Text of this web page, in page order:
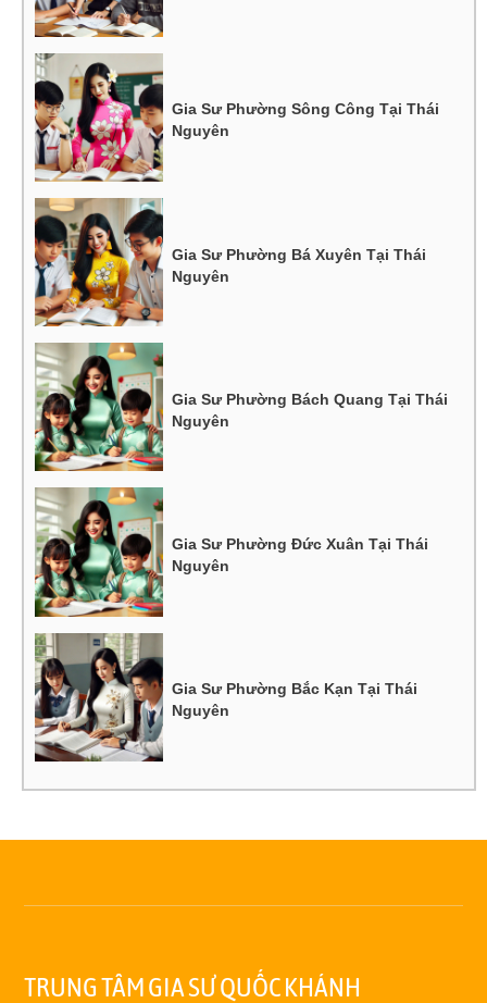
Gia Sư Phường Sông Công Tại Thái
Nguyên
Gia Sư Phường Bá Xuyên Tại Thái
Nguyên
Gia Sư Phường Bách Quang Tại Thái
Nguyên
Gia Sư Phường Đức Xuân Tại Thái
Nguyên
Gia Sư Phường Bắc Kạn Tại Thái
Nguyên
TRUNG TÂM GIA SƯ QUỐC KHÁNH